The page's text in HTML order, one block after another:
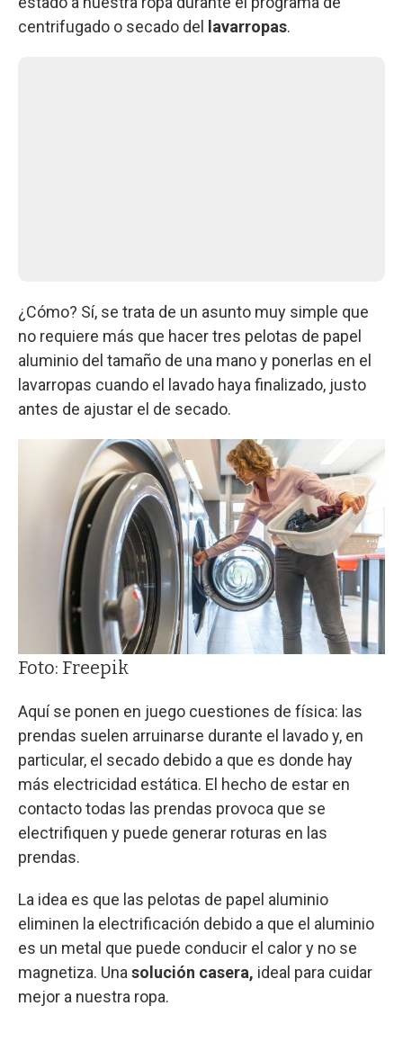
centrifugado o secado del
lavarropas.
¿Cómo? Sí, se trata de un asunto muy simple que
no requiere más que hacer tres pelotas de papel
aluminio del tamaño de una mano y ponerlas en el
lavarropas cuando el lavado haya finalizado, justo
antes de ajustar el de secado.
Foto: Freepik
Aquí se ponen en juego cuestiones de física: las
prendas suelen arruinarse durante el lavado y, en
particular, el secado debido a que es donde hay
más electricidad estática. El hecho de estar en
contacto todas las prendas provoca que se
electrifiquen y puede generar roturas en las
prendas.
La idea es que las pelotas de papel aluminio
eliminen la electrificación debido a que el aluminio
es un metal que puede conducir el calor y no se
magnetiza. Una solución casera, ideal para cuidar
mejor a nuestra ropa.